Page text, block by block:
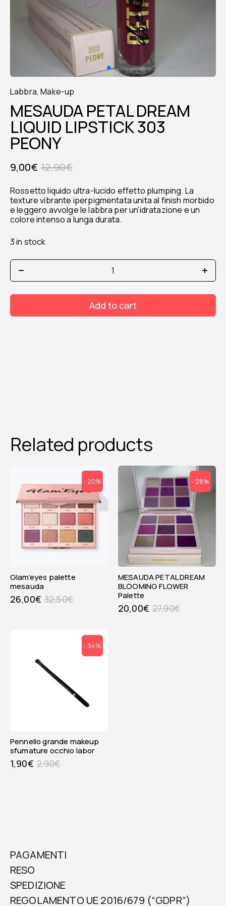
Labbra,Make-up
MESAUDA PETAL DREAM
LIQUID LIPSTICK 303
PEONY
12,90€
9,00€
Rossetto liquido ultra-lucido effetto plumping. La
texture vibrante iperpigmentata unita al finish morbido
e leggero avvolge le labbra per un’idratazione e un
colore intenso a lunga durata.
3 in stock
MESAUDA
PETAL
LIQUID
303
Add to cart
Related products
- 20%
glam’eyes palette
mesauda
32,50€
26,00€
- 28%
MESAUDA PETAL DREAM
BLOOMING FLOWER
Palette
27,90€
20,00€
- 34%
pennello grande makeup
sfumature occhio labor
2,90€
1,90€
PAGAMENTI
RESO
SPEDIZIONE
REGOLAMENTO UE 2016/679 (“GDPR”)